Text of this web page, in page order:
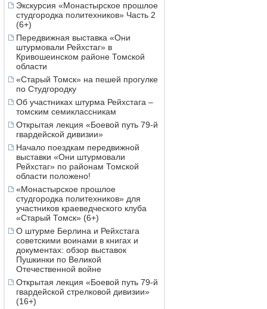
Экскурсия «Монастырское прошлое
студгородка политехников» Часть 2
(6+)
Передвижная выставка «Они
штурмовали Рейхстаг» в
Кривошеинском районе Томской
области
«Старый Томск» на пешей прогулке
по Студгородку
Об участниках штурма Рейхстага –
томским семиклассникам
Открытая лекция «Боевой путь 79-й
гвардейской дивизии»
Начало поездкам передвижной
выставки «Они штурмовали
Рейхстаг» по районам Томской
области положено!
«Монастырское прошлое
студгородка политехников» для
участников краеведческого клуба
«Старый Томск» (6+)
О штурме Берлина и Рейхстага
советскими воинами в книгах и
документах: обзор выставок
Пушкинки по Великой
Отечественной войне
Открытая лекция «Боевой путь 79-й
гвардейской стрелковой дивизии»
(16+)